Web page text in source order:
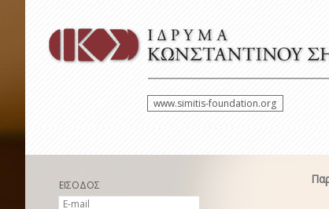
www.simitis-foundation.org
ΕΙΣΟΔΟΣ